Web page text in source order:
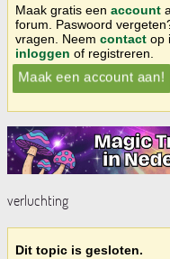
Maak gratis een account
forum. Paswoord
vragen. Neem contact op
inloggen of registreren.
Maak een account aan!
verluchting
Dit topic is gesloten.